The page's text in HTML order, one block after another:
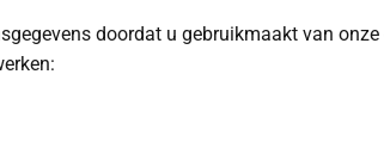
doordat u gebruikmaakt van